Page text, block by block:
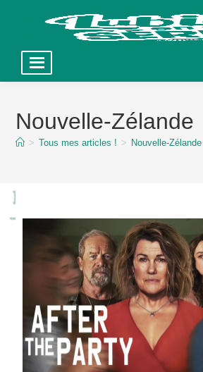
contentNouvelle-Zélande
> Tous mes articles ! > Nouvelle-Zélande